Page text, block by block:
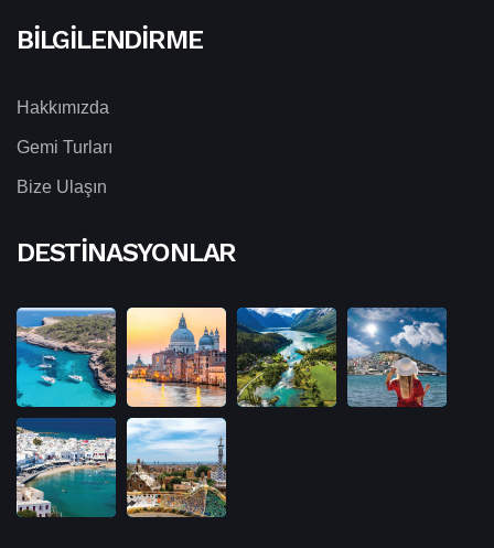
BILGILENDIRME
Hakkımızda
Gemi Turları
Bize Ulaşın
DESTINASYONLAR